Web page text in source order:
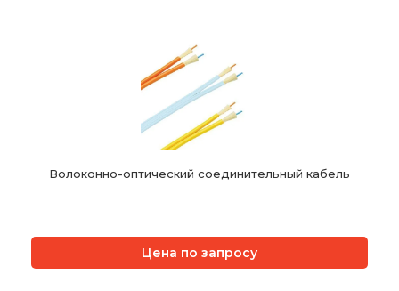
Волоконно-оптический соединительный кабель
Цена по запросу